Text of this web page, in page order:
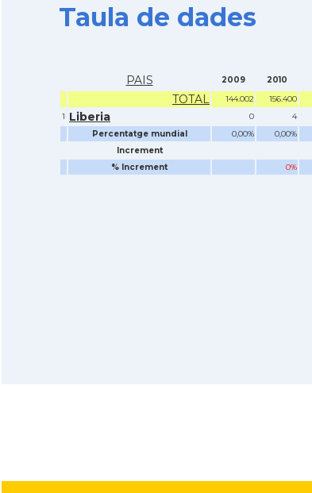
Taula de dades
PAIS 2009 2010
TOTAL 144.002 156.400
1 Liberia 0 4
Percentatge mundial
0,00% 0,00%
Increment
% Increment
0%